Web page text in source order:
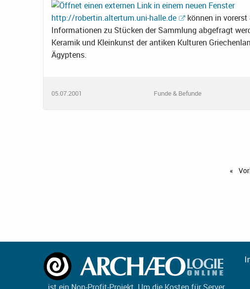
http://robertin.altertum.uni-halle.de
können in
Informationen zu Stücken der Sammlung abgefragt
Keramik und Kleinkunst der antiken Kulturen
Ägyptens.
05.07.2001 Funde & Befunde
ist ein Non-Profit-Projekt. Um die Kosten für Server